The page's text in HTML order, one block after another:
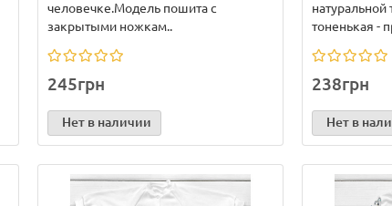
человечке.Модель пошита с
закрытыми ножкам..
245грн
Нет в наличии
натуральной
тоненькая -
238грн
Нет в